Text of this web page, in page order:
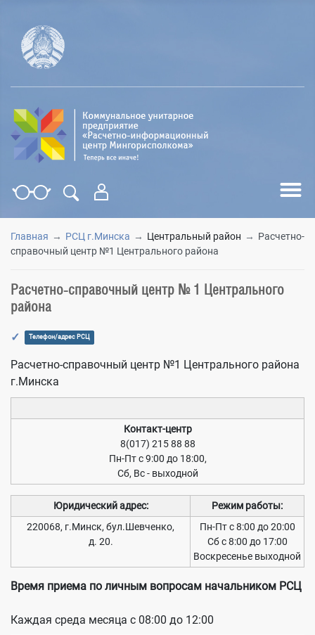
Поиск
Type 2 or more characters for results.
Главная РСЦ г.Минска Центральный район
Расчетно-
справочный центр №1 Центрального района
Расчетно-справочный центр № 1 Центрального
района
Телефон/адрес РСЦ
Расчетно-справочный центр №1 Центрального района
г.Минска
Контакт-центр
8(017) 215 88 88
Пн-Пт с 9:00 до 18:00,
Сб, Вс - выходной
Юридический адрес:
Режим работы:
220068, г.Минск, бул.Шевченко,
д. 20.
Пн-Пт с 8:00 до 20:00
Сб с 8:00 до 17:00
Воскресенье выходной
Время приема по личным вопросам начальником РСЦ
Каждая среда месяца с 08:00 до 12:00